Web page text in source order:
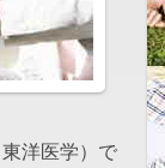
洋医学）で